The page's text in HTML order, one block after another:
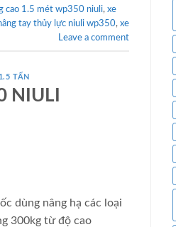
cao 1.5 mét wp350 niuli, xe
tay thủy lực niuli wp350, xe
Leave a comment
TẤN
NIULI
dùng nâng hạ các loại
300kg từ độ cao